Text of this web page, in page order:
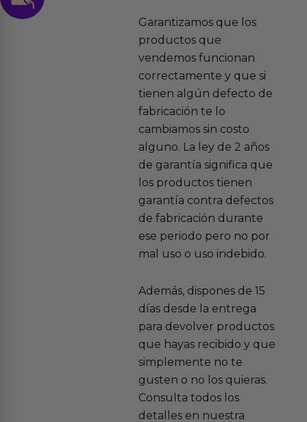
Garantizamos que los
productos que
vendemos funcionan
correctamente y que si
tienen algún defecto de
fabricación te lo
cambiamos sin costo
alguno. La ley de 2 años
de garantía significa que
los productos tienen
garantía contra defectos
de fabricación durante
ese periodo pero no por
mal uso o uso indebido.
Además, dispones de 15
días desde la entrega
para devolver productos
que hayas recibido y que
simplemente no te
gusten o no los quieras.
Consulta todos los
detalles en nuestra